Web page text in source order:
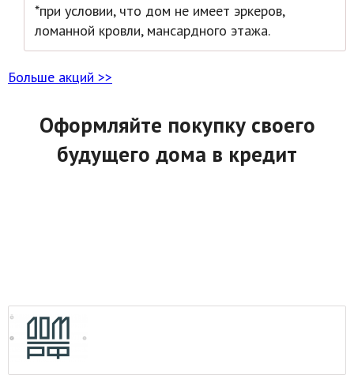
*при условии, что дом не имеет эркеров,
ломанной кровли, мансардного этажа.
Больше акций >>
Оформляйте покупку своего
будущего дома в кредит